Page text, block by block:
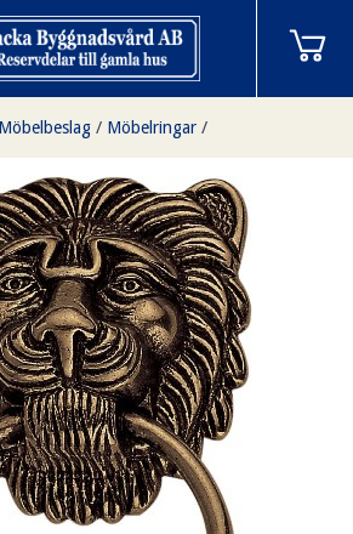
Möbelbeslag / Möbelringar /